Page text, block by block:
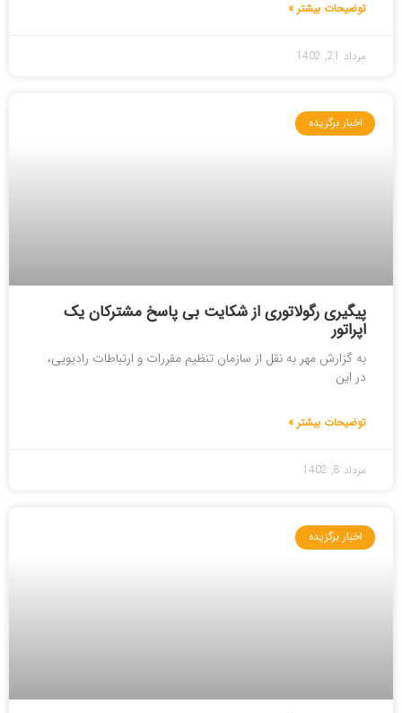
توضیحات بیشتر »
مرداد 21, 1402
اخبار برگزیده
پیگیری رگولاتوری از شکایت بی پاسخ مشترکان یک
اپراتور
به گزارش مهر به نقل از سازمان تنظیم مقررات و ارتباطات رادیویی،
در این
توضیحات بیشتر »
مرداد 8, 1402
اخبار برگزیده